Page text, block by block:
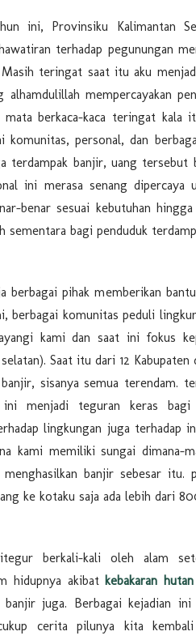
ini, Provinsiku Kalimantan
terhadap pegunungan
Masih teringat saat itu aku
alhamdulillah mempercayakan
berkaca-kaca teringat kala
komunitas, personal, dan
terdampak banjir, uang tersebut
ini merasa senang dipercaya
benar sesuai kebutuhan
sementara bagi penduduk
berbagai pihak memberikan
berbagai komunitas peduli
kami dan saat ini fokus
Saat itu dari 12
sisanya semua terendam.
ini menjadi teguran keras
lingkungan juga
kami memiliki sungai dimana-
banjir sebesar itu.
ke kotaku saja ada lebih dari
berkali-kali oleh alam
hidupnya akibat kebakaran
juga. Berbagai kejadian
cerita pilunya kita